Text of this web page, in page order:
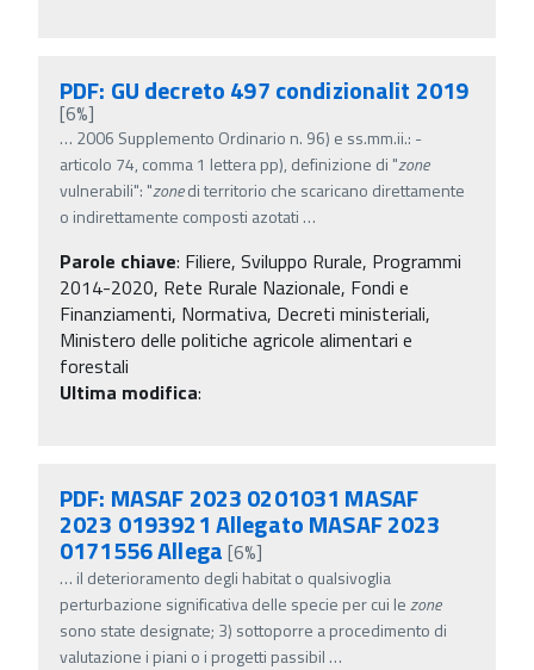
PDF: GU decreto 497 condizionalit 2019
[6%]
… 2006 Supplemento Ordinario n. 96) e ss.mm.ii.: -
articolo 74, comma 1 lettera pp), definizione di "zone
vulnerabili": "zonedi territorio che scaricano direttamente
o indirettamente composti azotati …
Parole chiave: Filiere, Sviluppo Rurale, Programmi
2014-2020, Rete Rurale Nazionale, Fondi e
Finanziamenti, Normativa, Decreti ministeriali,
Ministero delle politiche agricole alimentari e
forestali
Ultima modifica:
PDF: MASAF 2023 0201031 MASAF
2023 0193921 Allegato MASAF 2023
0171556 Allega [6%]
… il deterioramento degli habitat o qualsivoglia
perturbazione significativa delle specie per cui lezone
sono state designate; 3) sottoporre a procedimento di
valutazione i piani o i progetti passibil …